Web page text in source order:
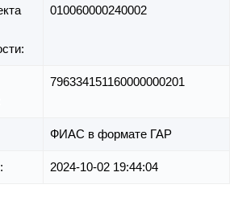
010060000240002
796334151160000000201
ФИАС в формате ГАР
2024-10-02 19:44:04